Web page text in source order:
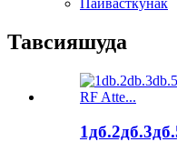
Тавсияшуда